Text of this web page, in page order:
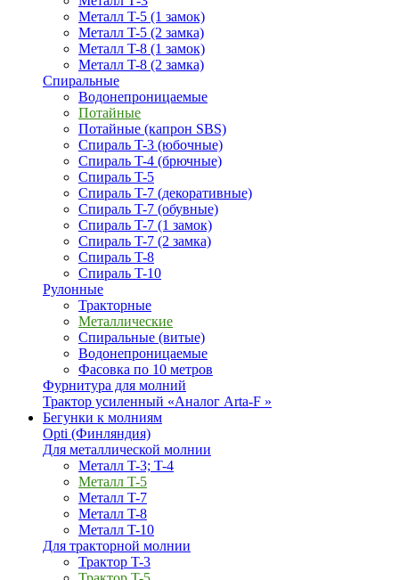
Металл T-5 (1 замок)
Металл T-5 (2 замка)
Металл T-8 (1 замок)
Металл T-8 (2 замка)
Спиральные
Водонепроницаемые
Потайные
Потайные (капрон SBS)
Спираль T-3 (юбочные)
Спираль T-4 (брючные)
Спираль T-5
Спираль T-7 (декоративные)
Спираль T-7 (обувные)
Спираль T-7 (1 замок)
Спираль T-7 (2 замка)
Спираль T-8
Спираль T-10
Рулонные
Тракторные
Металлические
Спиральные (витые)
Водонепроницаемые
Фасовка по 10 метров
Фурнитура для молний
Трактор усиленный «Аналог Arta-F »
Бегунки к молниям
Opti (Финляндия)
Для металлической молнии
Металл T-3; T-4
Металл T-5
Металл T-7
Металл T-8
Металл T-10
Для тракторной молнии
Трактор T-3